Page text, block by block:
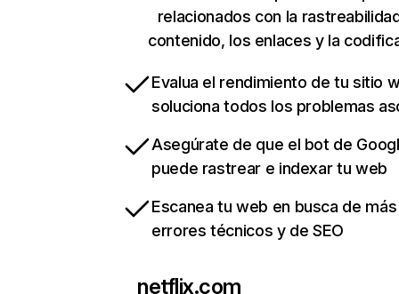
relacionados con la
contenido, los enlaces y la
Evalua el rendimiento de tu sitio
soluciona todos los problemas
Asegúrate de que el bot de
puede rastrear e indexar tu web
Escanea tu web en busca de
errores técnicos y de SEO
netflix.com